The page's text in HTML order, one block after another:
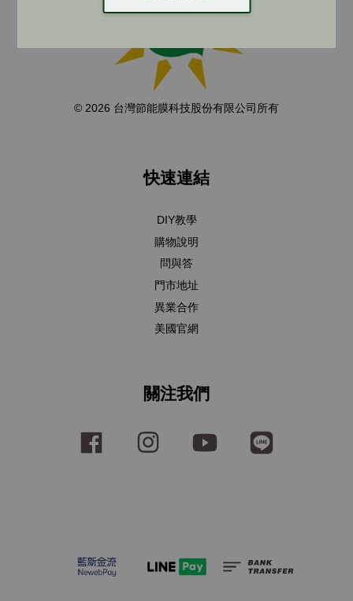
© 2026 台灣節能膜科技股份有限公司所有
快速連結
DIY教學
購物說明
問與答
門市地址
異業合作
美國官網
關注我們
Facebook Instagram YouTube